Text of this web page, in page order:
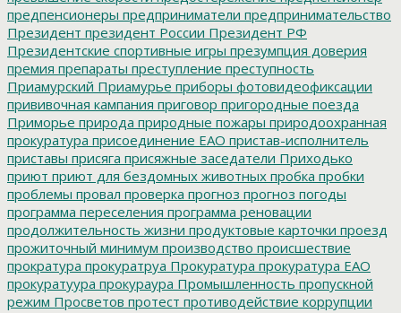
предпенсионеры предприниматели предпринимательство
Президент президент России Президент РФ
Президентские спортивные игры презумпция доверия
премия препараты преступление преступность
Приамурский Приамурье приборы фотовидеофиксации
прививочная кампания приговор пригородные поезда
Приморье природа природные пожары природоохранная
прокуратура присоединение ЕАО пристав-исполнитель
приставы присяга присяжные заседатели Приходько
приют приют для бездомных животных пробка пробки
проблемы провал проверка прогноз прогноз погоды
программа переселения программа реновации
продолжительность жизни продуктовые карточки проезд
прожиточный минимум производство происшествие
прократура прокуратруа Прокуратура прокуратура ЕАО
прокуратуура прокураура Промышленность пропускной
режим Просветов протест противодействие коррупции